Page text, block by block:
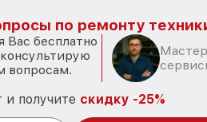
по ремонту
Вас бесплатно
вопросам.
получите скидку -25%